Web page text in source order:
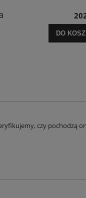
DO
czy pochodzą